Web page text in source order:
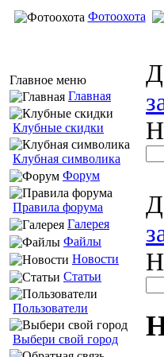
Фотоохота
Главное меню
Главная
Клубные скидки
Клубная символика
Форум
Правила форума
Галерея
Файлы
Новости
Статьи
Пользователи
Выбери свой город